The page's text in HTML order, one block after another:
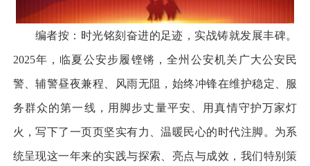
编者按：时光铭刻奋进的足迹，实战铸就发展丰碑。
2025年，临夏公安步履铿锵，全州公安机关广大公安民
警、辅警昼夜兼程、风雨无阻，始终冲锋在维护稳定、服
务群众的第一线，用脚步丈量平安、用真情守护万家灯
火，写下了一页页坚实有力、温暖民心的时代注脚。为系
统呈现这一年来的实践与探索、亮点与成效，我们特别策